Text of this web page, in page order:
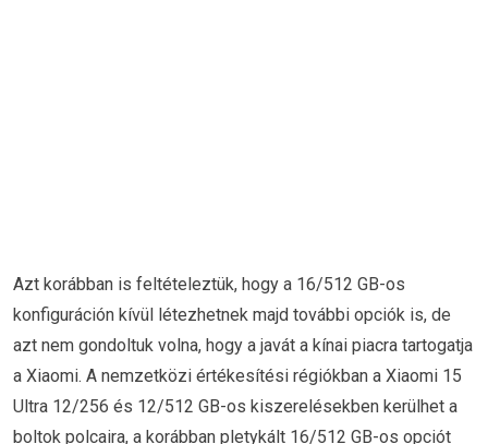
Azt korábban is feltételeztük, hogy a 16/512 GB-os
konfiguráción kívül létezhetnek majd további opciók is, de
azt nem gondoltuk volna, hogy a javát a kínai piacra tartogatja
a Xiaomi. A nemzetközi értékesítési régiókban a Xiaomi 15
Ultra 12/256 és 12/512 GB-os kiszerelésekben kerülhet a
boltok polcaira, a korábban pletykált 16/512 GB-os opciót